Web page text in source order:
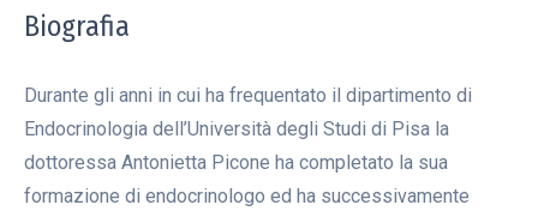
Biografia
Durante gli anni in cui ha frequentato il dipartimento di
Endocrinologia dell’Università degli Studi di Pisa la
dottoressa Antonietta Picone ha completato la sua
formazione di endocrinologo ed ha successivamente